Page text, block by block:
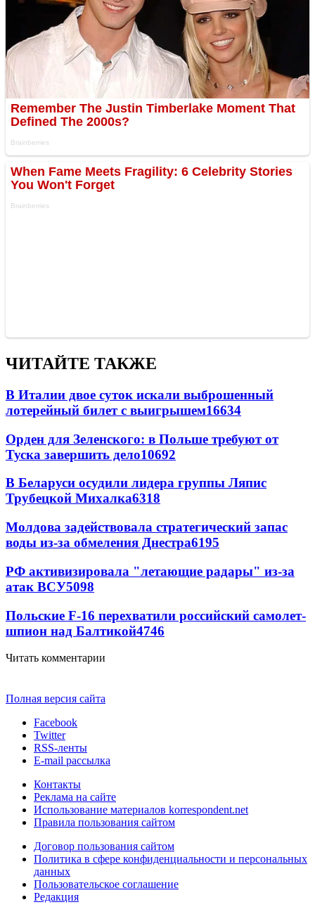
ЧИТАЙТЕ ТАКЖЕ
В Италии двое суток искали выброшенный
лотерейный билет с выигрышем16634
Орден для Зеленского: в Польше требуют от
Туска завершить дело10692
В Беларуси осудили лидера группы Ляпис
Трубецкой Михалка6318
Молдова задействовала стратегический запас
воды из-за обмеления Днестра6195
РФ активизировала "летающие радары" из-за
атак ВСУ5098
Польские F-16 перехватили российский самолет-
шпион над Балтикой4746
Читать комментарии
Полная версия сайта
Facebook
Twitter
RSS-ленты
E-mail рассылка
Контакты
Реклама на сайте
Использование материалов korrespondent.net
Правила пользования сайтом
Договор пользования сайтом
Политика в сфере конфиденциальности и персональных
данных
Пользовательское соглашение
Редакция